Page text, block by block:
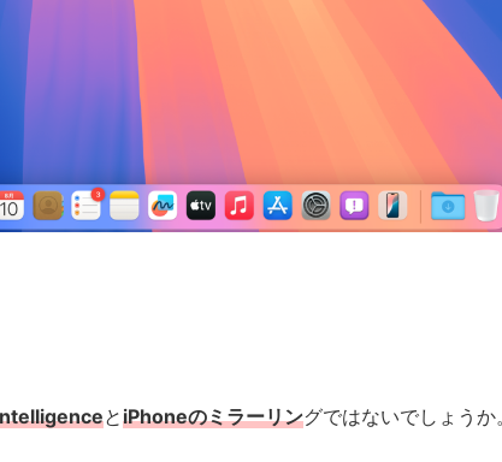
とiPhoneのミラーリングではないでしょうか。